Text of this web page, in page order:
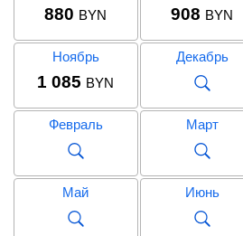
880 BYN 908 BYN
Ноябрь
1 085 BYN
Декабрь
Февраль Март
Май Июнь